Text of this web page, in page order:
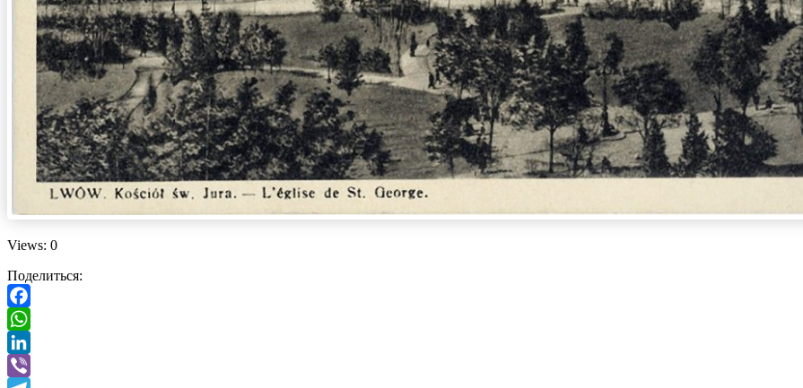
Views: 0
Поделиться:
Facebook
WhatsApp
LinkedIn